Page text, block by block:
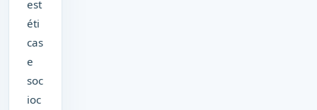
est
éti
cas
e
soc
ioc